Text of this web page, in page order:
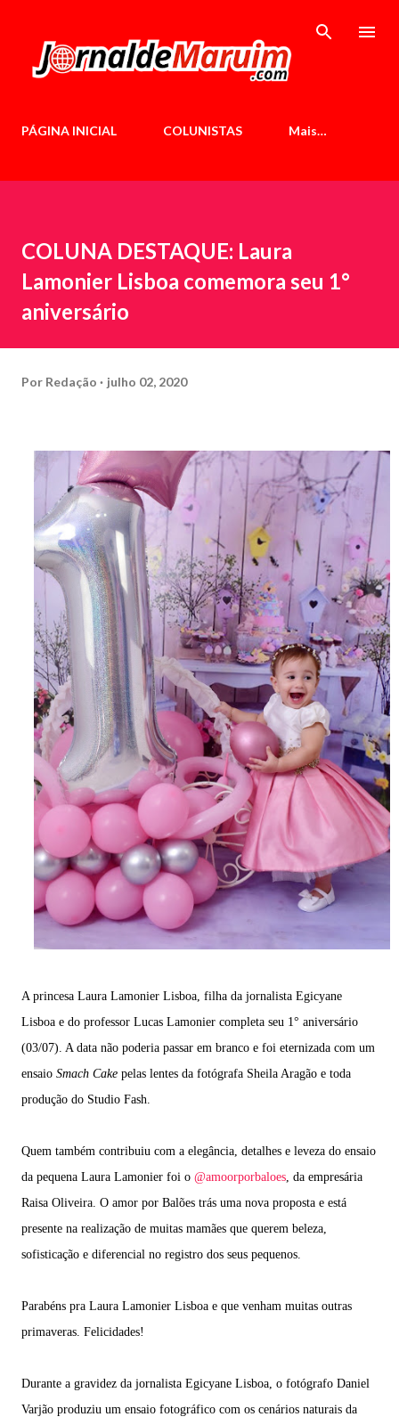
PÁGINA INICIAL COLUNISTAS Mais…
COLUNA DESTAQUE: Laura
Lamonier Lisboa comemora seu 1°
aniversário
Por Redação julho 02, 2020
A princesa Laura Lamonier Lisboa, filha da jornalista Egicyane
Lisboa e do professor Lucas Lamonier completa seu 1° aniversário
(03/07). A data não poderia passar em branco e foi eternizada com um
ensaio Smach Cake pelas lentes da fotógrafa Sheila Aragão e toda
produção do Studio Fash.
Quem também contribuiu com a elegância, detalhes e leveza do ensaio
da pequena Laura Lamonier foi o @amoorporbaloes, da empresária
Raisa Oliveira. O amor por Balões trás uma nova proposta e está
presente na realização de muitas mamães que querem beleza,
sofisticação e diferencial no registro dos seus pequenos.
Parabéns pra Laura Lamonier Lisboa e que venham muitas outras
primaveras. Felicidades!
Durante a gravidez da jornalista Egicyane Lisboa, o fotógrafo Daniel
Varjão produziu um ensaio fotográfico com os cenários naturais da